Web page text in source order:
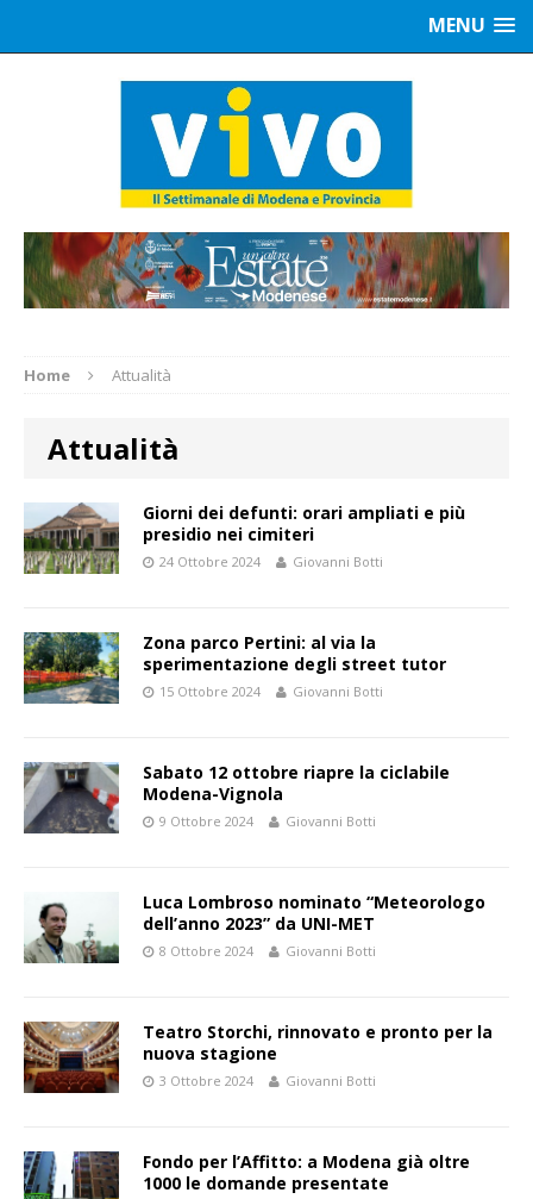
MENU
Home Attualità
Attualità
Giorni dei defunti: orari ampliati e più
presidio nei cimiteri
24 Ottobre 2024 Giovanni Botti
Zona parco Pertini: al via la
sperimentazione degli street tutor
15 Ottobre 2024 Giovanni Botti
Sabato 12 ottobre riapre la ciclabile
Modena-Vignola
9 Ottobre 2024 Giovanni Botti
Luca Lombroso nominato “Meteorologo
dell’anno 2023” da UNI-MET
8 Ottobre 2024 Giovanni Botti
Teatro Storchi, rinnovato e pronto per la
nuova stagione
3 Ottobre 2024 Giovanni Botti
Fondo per l’Affitto: a Modena già oltre
1000 le domande presentate